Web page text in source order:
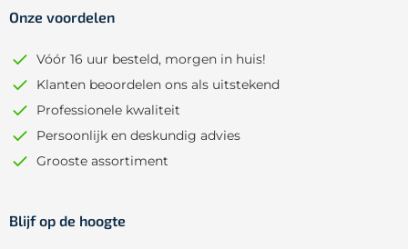
Onze voordelen
Vóór 16 uur besteld, morgen in huis!
Klanten beoordelen ons als uitstekend
Professionele kwaliteit
Persoonlijk en deskundig advies
Grooste assortiment
Blijf op de hoogte